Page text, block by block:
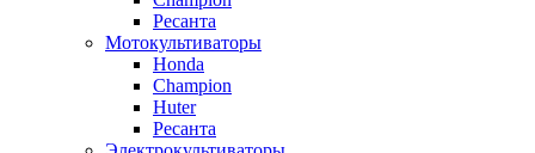
Ресанта
Мотокультиваторы
Honda
Champion
Huter
Ресанта